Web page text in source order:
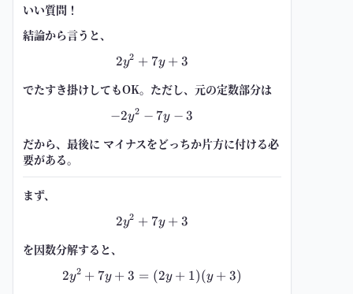
いい質問！
結論から言うと、
2y^2+7y+3
2y2 + 7y + 3
でたすき掛けしてもOK。ただし、元の定数部分は
-2y^2-7y-3
−2y2 − 7y − 3
だから、最後に マイナスをどっちか片方に付ける必
要がある。
まず、
2y^2+7y+3
2y2 + 7y + 3
を因数分解すると、
2y^2+7y+3=(2y+1)(y+3)
2y2 + 7y + 3 = (2y + 1)(y + 3)